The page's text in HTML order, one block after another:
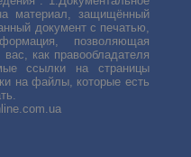
материал, защищённый
документ с печатью,
позволяющая
как правообладателя
ссылки на страницы
на файлы, которые есть